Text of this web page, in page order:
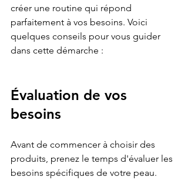
créer une routine qui répond
parfaitement à vos besoins. Voici
quelques conseils pour vous guider
dans cette démarche :
Évaluation de vos
besoins
Avant de commencer à choisir des
produits, prenez le temps d'évaluer les
besoins spécifiques de votre peau.